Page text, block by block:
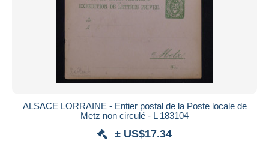
ALSACE LORRAINE - Entier postal de la Poste locale de
Metz non circulé - L 183104
± US$17.34